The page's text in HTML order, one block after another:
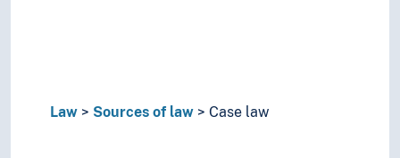
Law Sources of law Case law